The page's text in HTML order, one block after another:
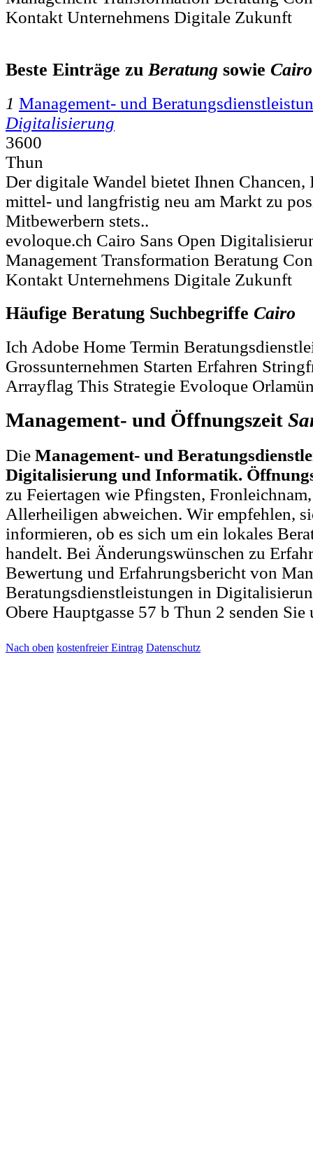
Kontakt Unternehmens Digitale Zukunft
Beste Einträge zuBeratung sowie Cairo
1 Management- und
Digitalisierung
3600
Thun
Der digitale Wandel bietet Ihnen Chancen,
mittel- und langfristig neu am Markt zu
Mitbewerbern stets..
evoloque.ch Cairo Sans Open
Management Transformation Beratung
Kontakt Unternehmens Digitale Zukunft
Häufige Beratung Suchbegriffe Cairo
Ich Adobe Home Termin
Grossunternehmen Starten Erfahren
Arrayflag This Strategie Evoloque
Management- und Öffnungszeit
Die Management- und
Digitalisierung und Informatik.
zu Feiertagen wie Pfingsten,
Allerheiligen abweichen. Wir empfehlen,
informieren, ob es sich um ein lokales
handelt. Bei Änderungswünschen zu
Bewertung und Erfahrungsbericht von
Beratungsdienstleistungen in
Obere Hauptgasse 57 b Thun 2 senden
Nach oben kostenfreier Eintrag Datenschutz